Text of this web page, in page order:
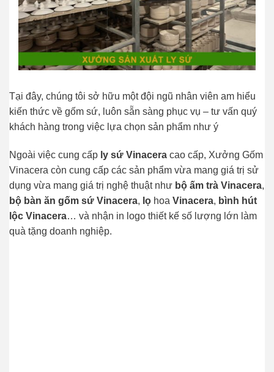
Tại đây, chúng tôi sở hữu một đội ngũ nhân viên am hiểu
kiến thức về gốm sứ, luôn sẵn sàng phục vụ – tư vấn quý
khách hàng trong việc lựa chọn sản phẩm như ý
Ngoài việc cung cấp ly sứ Vinacera cao cấp, Xưởng Gốm
Vinacera còn cung cấp các sản phẩm vừa mang giá trị sử
dụng vừa mang giá trị nghệ thuật như bộ ấm trà Vinacera,
bộ bàn ăn gốm sứ Vinacera, lọ hoa Vinacera, bình hút
lộc Vinacera… và nhận in logo thiết kế số lượng lớn làm
quà tặng doanh nghiệp.